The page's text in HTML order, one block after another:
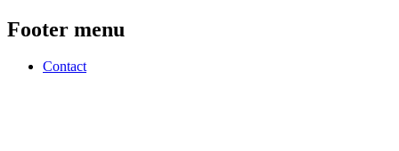
Footer menu
Contact